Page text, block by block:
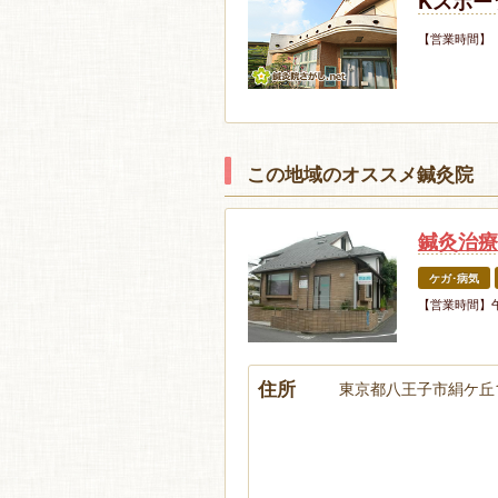
【営業時間
この地域のオススメ鍼灸院
鍼灸治
ケガ･病気
【営業時
住所 東京都八王子市絹ケ